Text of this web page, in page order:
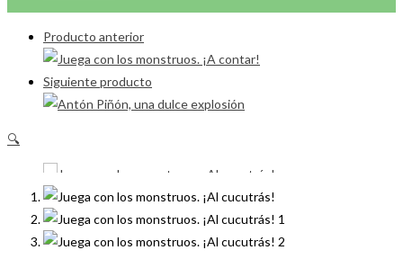
Producto anterior
Siguiente producto
🔍